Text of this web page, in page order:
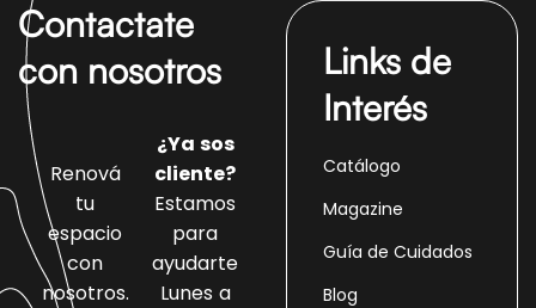
Contactate
con nosotros
Renová
tu
espacio
con
nosotros.
¿Ya sos
cliente?
Estamos
para
ayudarte
Lunes a
Links de
Interés
Catálogo
Magazine
Guía de Cuidados
Blog